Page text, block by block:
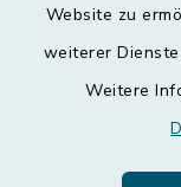
Website zu
weiterer
Weitere